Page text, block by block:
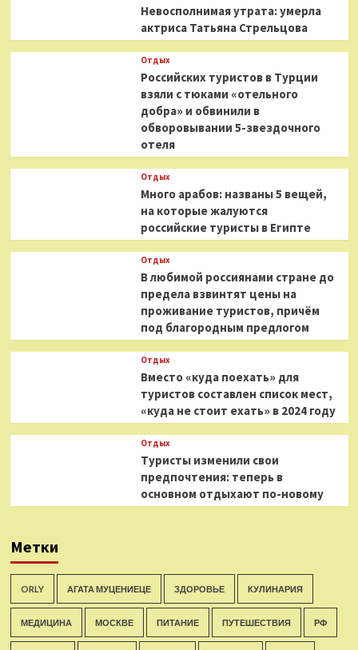
Невосполнимая утрата: умерла
актриса Татьяна Стрельцова
Отдых
Российских туристов в Турции
взяли с тюками «отельного
добра» и обвинили в
обворовывании 5-звездочного
отеля
Отдых
Много арабов: названы 5 вещей,
на которые жалуются
российские туристы в Египте
Отдых
В любимой россиянами стране до
предела взвинтят цены на
проживание туристов, причём
под благородным предлогом
Отдых
Вместо «куда поехать» для
туристов составлен список мест,
«куда не стоит ехать» в 2024 году
Отдых
Туристы изменили свои
предпочтения: теперь в
основном отдыхают по-новому
Метки
ORLY АГАТА МУЦЕНИЕЦЕ ЗДОРОВЬЕ КУЛИНАРИЯ
МЕДИЦИНА МОСКВЕ ПИТАНИЕ ПУТЕШЕСТВИЯ РФ